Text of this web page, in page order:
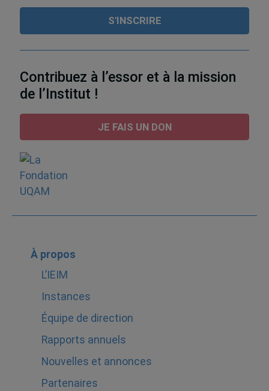
Contribuez à l’essor et à la mission
de l’Institut !
JE FAIS UN DON
À propos
L’IEIM
Instances
Équipe de direction
Rapports annuels
Nouvelles et annonces
Partenaires